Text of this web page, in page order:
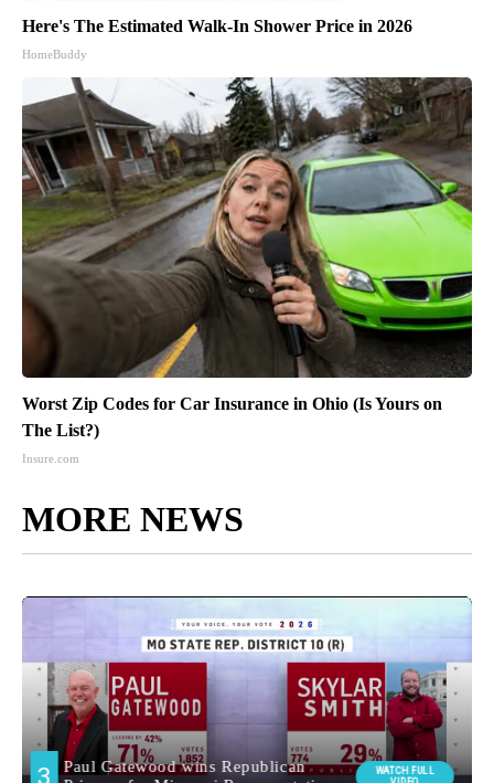
Here's The Estimated Walk-In Shower Price in 2026
HomeBuddy
Worst Zip Codes for Car Insurance in Ohio (Is Yours on
The List?)
Insure.com
MORE NEWS